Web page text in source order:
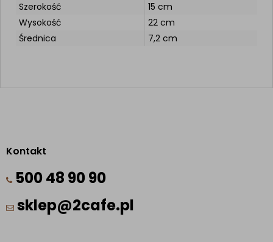
Szerokość
15 cm
Wysokość
22 cm
Średnica
7,2 cm
Kontakt
500 48 90 90
sklep@2cafe.pl